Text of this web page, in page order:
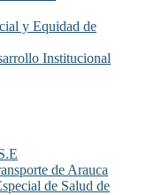
y Equidad de
Institucional
de Arauca
de Salud de